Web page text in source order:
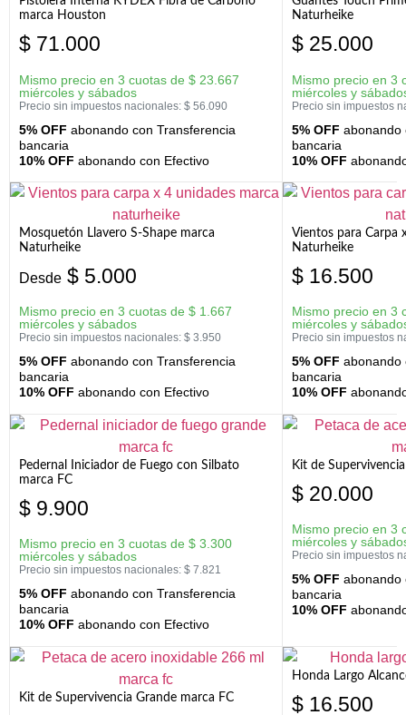
marca Houston
$ 71.000
Mismo precio en 3 cuotas de $ 23.667
miércoles y sábados
Precio sin impuestos nacionales: $ 56.090
5% OFF abonando con Transferencia
bancaria
10% OFF abonando con Efectivo
Naturheike
$ 25.000
Mismo precio en 3
miércoles y
Precio sin impuestos
5% OFF abonando
bancaria
10% OFF
Mosquetón Llavero S-Shape marca
Naturheike
Desde $ 5.000
Mismo precio en 3 cuotas de $ 1.667
miércoles y sábados
Precio sin impuestos nacionales: $ 3.950
5% OFF abonando con Transferencia
bancaria
10% OFF abonando con Efectivo
Vientos para Carpa
Naturheike
$ 16.500
Mismo precio en 3
miércoles y
Precio sin impuestos
5% OFF abonando
bancaria
10% OFF
Pedernal Iniciador de Fuego con Silbato
marca FC
$ 9.900
Mismo precio en 3 cuotas de $ 3.300
miércoles y sábados
Precio sin impuestos nacionales: $ 7.821
5% OFF abonando con Transferencia
bancaria
10% OFF abonando con Efectivo
Kit de
$ 20.000
Mismo precio en 3
miércoles y
Precio sin impuestos
5% OFF abonando
bancaria
10% OFF
Kit de Supervivencia Grande marca FC
Honda Largo
$ 16.500